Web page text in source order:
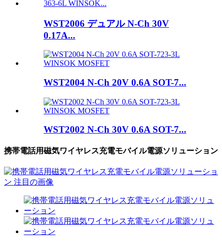
WST2006 デュアル N-Ch 30V
0.17A...
WST2004 N-Ch 20V 0.6A SOT-7...
WST2002 N-Ch 30V 0.6A SOT-7...
携帯電話用磁気ワイヤレス充電モバイル電源ソリューション